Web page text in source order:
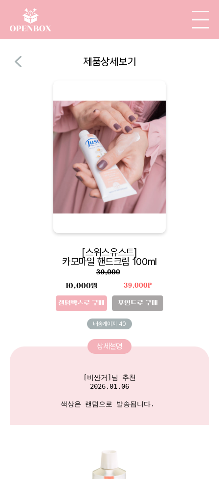
제품상세보기
[스위스유스트]
카모마일 핸드크림 100ml
39,000
10,000원
랜덤박스로 구매
39,000P
포인트로 구매
배송게이지 40
상세설명
[비싼거]님 추천
2026.01.06
색상은 랜덤으로 발송됩니다.